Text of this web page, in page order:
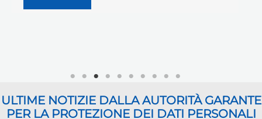
ULTIME NOTIZIE DALLA AUTORITÀ GARANTE
PER LA PROTEZIONE DEI DATI PERSONALI